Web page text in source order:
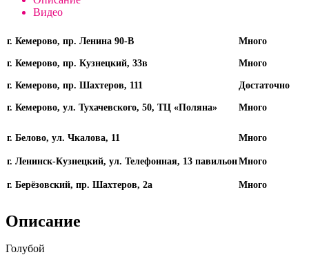
Видео
г. Кемерово, пр. Ленина 90-В Много
г. Кемерово, пр. Кузнецкий, 33в Много
г. Кемерово, пр. Шахтеров, 111 Достаточно
г. Кемерово, ул. Тухачевского, 50, ТЦ «Поляна» Много
г. Белово, ул. Чкалова, 11 Много
г. Ленинск-Кузнецкий, ул. Телефонная, 13 павильонМного
г. Берёзовский, пр. Шахтеров, 2а Много
Описание
Голубой